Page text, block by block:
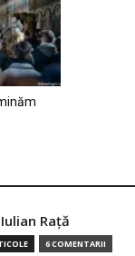
Raţă
6 COMENTARII